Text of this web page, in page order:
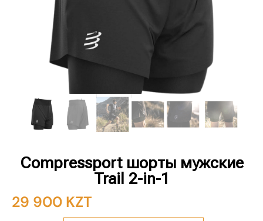
Compressport шорты мужские
Trail 2-in-1
29 900 KZT